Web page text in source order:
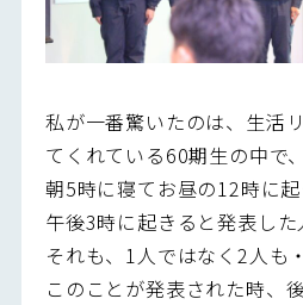
私が一番驚いたのは、生活
てくれている60期生の中で、
朝5時に寝てお昼の12時に
午後3時に起きると発表した
それも、1人ではなく2人も
このことが発表された時、